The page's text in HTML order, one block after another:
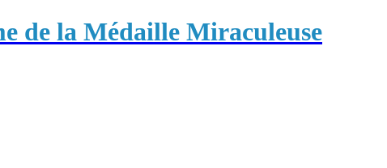
de la Médaille Miraculeuse